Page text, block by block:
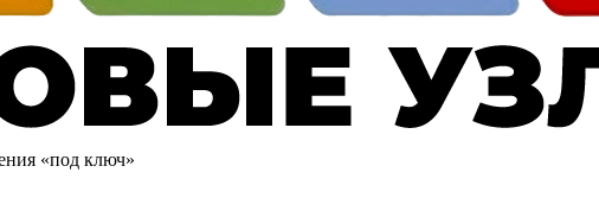
«под ключ»